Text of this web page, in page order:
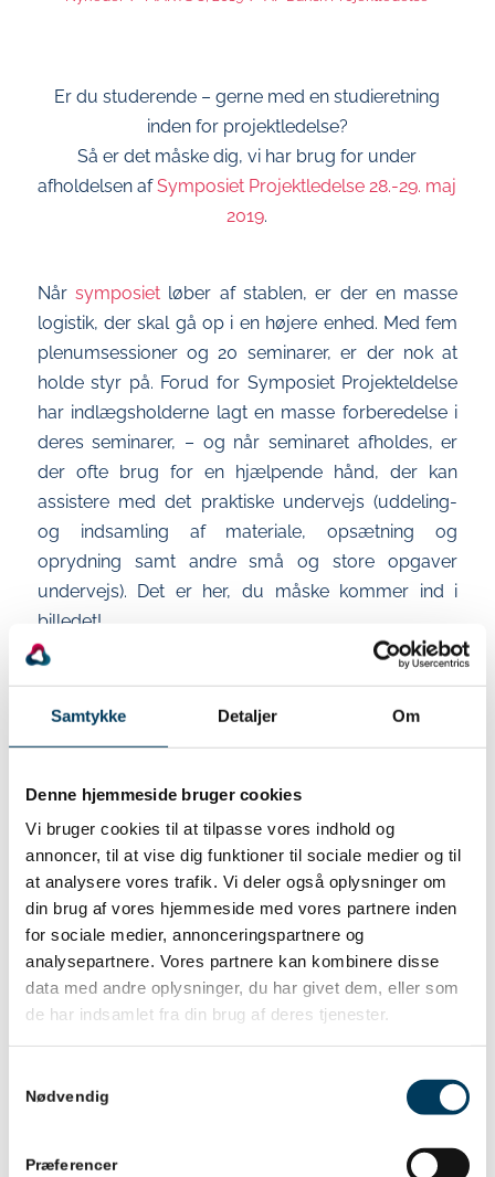
Samtykke Detaljer Om
Denne hjemmeside bruger cookies
Vi bruger cookies til at tilpasse vores indhold og
annoncer, til at vise dig funktioner til sociale medier og til
at analysere vores trafik. Vi deler også oplysninger om
din brug af vores hjemmeside med vores partnere inden
for sociale medier, annonceringspartnere og
analysepartnere. Vores partnere kan kombinere disse
data med andre oplysninger, du har givet dem, eller som
de har indsamlet fra din brug af deres tjenester.
Nødvendig
Præferencer
Er du studerende – gerne med en studieretning
inden for projektledelse?
Så er det måske dig, vi har brug for under
afholdelsen afSymposiet Projektledelse 28.-29. maj
2019.
Når symposietløber af stablen, er der en masse
logistik, der skal gå op i en højere enhed. Med fem
plenumsessioner og 20 seminarer, er der nok at
holde styr på. Forud for Symposiet Projekteldelse
har indlægsholderne lagt en masse forberedelse i
deres seminarer, – og når seminaret afholdes, er
der ofte brug for en hjælpende hånd, der kan
assistere med det praktiske undervejs (uddeling-
og indsamling af materiale, opsætning og
oprydning samt andre små og store opgaver
undervejs). Det er her, du måske kommer ind i
billedet!
Lyder det som noget, du kunne have
lyst til?
Du skal kunne afsætte hele dagen både tirsdag 28.
maj og onsdag 29. maj. Du skal være villig til at give
deltagerne ankommer om morgenen fra kl. 7.30.
Efter ankomstregistrering og det første keynote-
indlæg, går du med op og deltager på et seminar,
hvor du assisterer indlægsholderne undervejs. I alt
er du med på fire seminarer fordelt over de to
dage. Og du får selvfølgelig selv indflydelse på,
hvilke seminarer, du kunne tænke dig at være med
på.
Til gengæld får du gratis deltagelse i symposiet –
– fra nogle af de bedste eksperter i Danmark (og